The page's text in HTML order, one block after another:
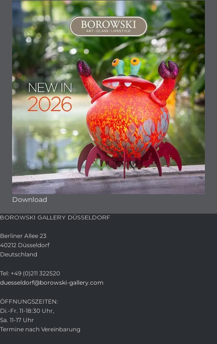
Download
BOROWSKI GALLERY DÜSSELDORF
Berliner Allee 23
40212 Düsseldorf
Deutschland
Tel: +49 (0)211 322520
duesseldorf@borowski-gallery.com
ÖFFNUNGSZEITEN:
Di.-Fr. 11-18:30 Uhr,
Sa. 11-17 Uhr
Termine nach Vereinbarung